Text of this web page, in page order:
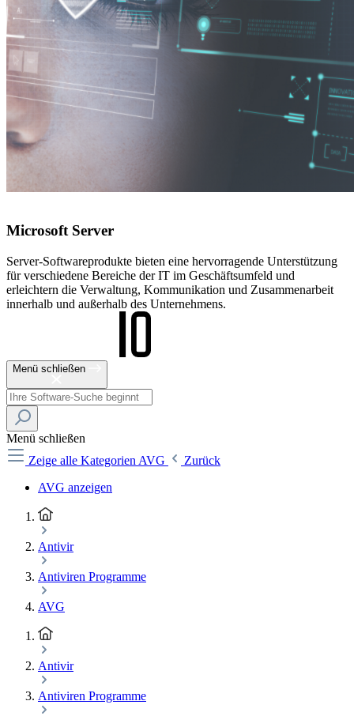
Microsoft Server
Server-Softwareprodukte bieten eine hervorragende Unterstützung
für verschiedene Bereiche der IT im Geschäftsumfeld und
erleichtern die Verwaltung, Kommunikation und Zusammenarbeit
innerhalb und außerhalb des Unternehmens.
Menü schließen
Menü schließen
Zeige alle Kategorien AVG
Zurück
AVG anzeigen
Antivir
Antiviren Programme
AVG
Antivir
Antiviren Programme